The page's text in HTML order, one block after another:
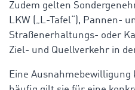
Zudem gelten
LKW („L-Tafel“), Pannen-
Straßenerhaltungs- oder
Ziel- und Quellverkehr in
Eine